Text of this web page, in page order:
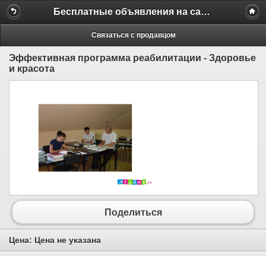
Бесплатные объявления на сайте MILAMO.ru
Связаться с продавцом
Эффективная программа реабилитации - Здоровье
и красота
Поделиться
Цена: Цена не указана